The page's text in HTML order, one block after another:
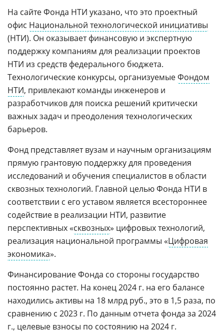
На сайте Фонда НТИ указано, что это проектный
офис Национальной технологической инициативы
(НТИ). Он оказывает финансовую и экспертную
поддержку компаниям для реализации проектов
НТИ из средств федерального бюджета.
Технологические конкурсы, организуемыеФондом
НТИ, привлекают команды инженеров и
разработчиков для поиска решений критически
важных задач и преодоления технологических
барьеров.
Фонд представляет вузам и научным организациям
прямую грантовую поддержку для проведения
исследований и обучения специалистов в области
сквозных технологий. Главной целью Фонда НТИ в
соответствии с его уставом является всестороннее
содействие в реализации НТИ, развитие
перспективных «сквозных» цифровых технологий,
реализация национальной программы «Цифровая
экономика».
Финансирование Фонда со стороны государство
постоянно растет. На конец 2024 г. на его балансе
находились активы на 18 млрд руб., это в 1,5 раза, по
сравнению с 2023 г. По данным отчета фонда за 2024
г., целевые взносы по состоянию на 2024 г.